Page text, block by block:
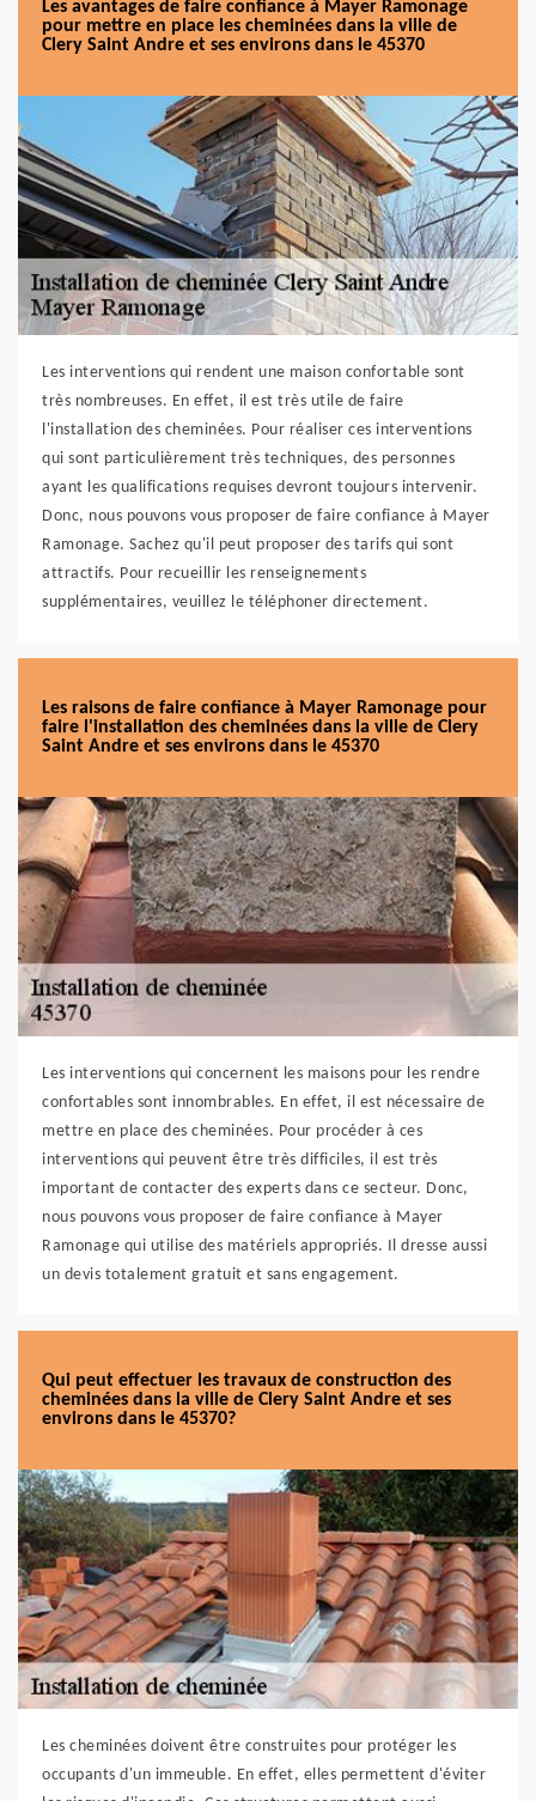
Les avantages de faire confiance à Mayer Ramonage
pour mettre en place les cheminées dans la ville de
Clery Saint Andre et ses environs dans le 45370
Les interventions qui rendent une maison confortable sont
très nombreuses. En effet, il est très utile de faire
l'installation des cheminées. Pour réaliser ces interventions
qui sont particulièrement très techniques, des personnes
ayant les qualifications requises devront toujours intervenir.
Donc, nous pouvons vous proposer de faire confiance à Mayer
Ramonage. Sachez qu'il peut proposer des tarifs qui sont
attractifs. Pour recueillir les renseignements
supplémentaires, veuillez le téléphoner directement.
Les raisons de faire confiance à Mayer Ramonage pour
faire l'installation des cheminées dans la ville de Clery
Saint Andre et ses environs dans le 45370
Les interventions qui concernent les maisons pour les rendre
confortables sont innombrables. En effet, il est nécessaire de
mettre en place des cheminées. Pour procéder à ces
interventions qui peuvent être très difficiles, il est très
important de contacter des experts dans ce secteur. Donc,
nous pouvons vous proposer de faire confiance à Mayer
Ramonage qui utilise des matériels appropriés. Il dresse aussi
un devis totalement gratuit et sans engagement.
Qui peut effectuer les travaux de construction des
cheminées dans la ville de Clery Saint Andre et ses
environs dans le 45370?
Les cheminées doivent être construites pour protéger les
occupants d'un immeuble. En effet, elles permettent d'éviter